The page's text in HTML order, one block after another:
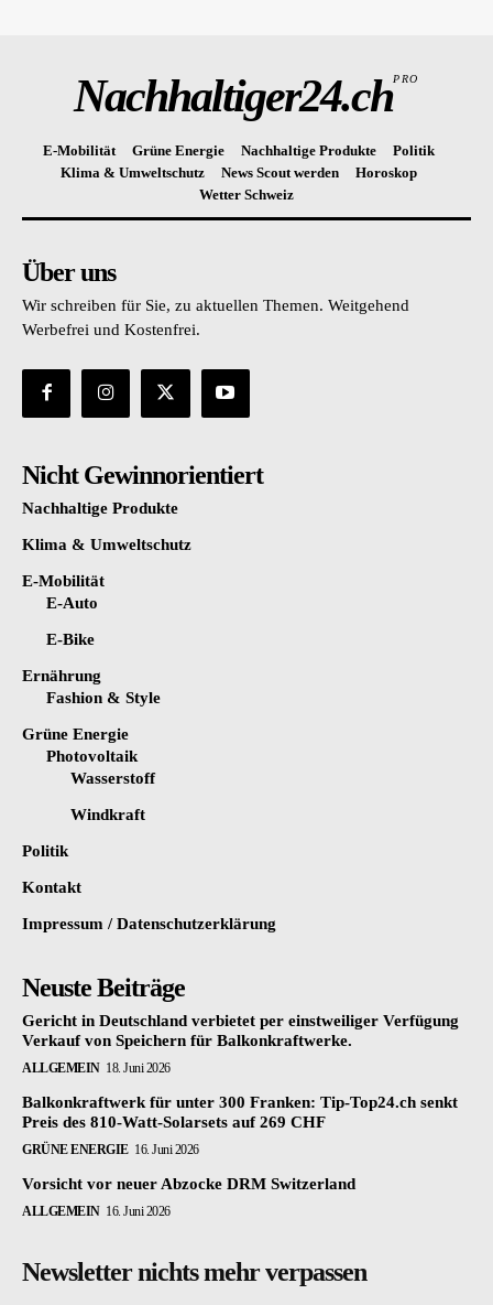
Nachhaltiger24.chPRO
E-Mobilität Grüne Energie Nachhaltige Produkte
Politik
Klima & Umweltschutz
News Scout werden
Horoskop
Wetter Schweiz
Über uns
Wir schreiben für Sie, zu aktuellen Themen. Weitgehend
Werbefrei und Kostenfrei.
Nicht Gewinnorientiert
Nachhaltige Produkte
Klima & Umweltschutz
E-Mobilität
E-Auto
E-Bike
Ernährung
Fashion & Style
Grüne Energie
Photovoltaik
Wasserstoff
Windkraft
Politik
Kontakt
Impressum / Datenschutzerklärung
Neuste Beiträge
Gericht in Deutschland verbietet per einstweiliger Verfügung
Verkauf von Speichern für Balkonkraftwerke.
ALLGEMEIN 18. Juni 2026
Balkonkraftwerk für unter 300 Franken: Tip-Top24.ch senkt
Preis des 810-Watt-Solarsets auf 269 CHF
GRÜNE ENERGIE 16. Juni 2026
Vorsicht vor neuer Abzocke DRM Switzerland
ALLGEMEIN 16. Juni 2026
Newsletter nichts mehr verpassen